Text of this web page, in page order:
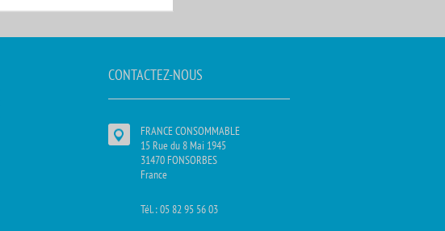
CONTACTEZ-NOUS
FRANCE CONSOMMABLE
15 Rue du 8 Mai 1945
31470 FONSORBES
France
Tél. : 05 82 95 56 03